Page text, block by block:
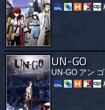
UN-GO
UN-GO アン ゴ